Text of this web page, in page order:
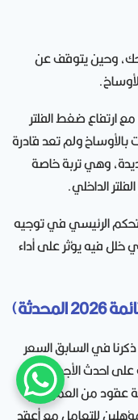
وحين يتوقف عن
ارتفاع ضغط الفلتر
بالأوساخ ولم تعد قادرة
وهي تربة خاصة
الداخلي.
الرئيسي في توجيه
خلل فيه يؤثر على أداء
في السابق السعر
احدث الأجهزة
عقود من العمل في
للتعامل مع أعقد